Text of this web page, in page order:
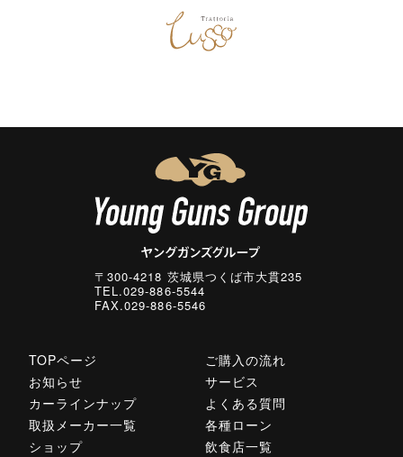
〒300-4218 茨城県つくば市大貫235
TEL.029-886-5544
FAX.029-886-5546
TOPページ
お知らせ
カーラインナップ
取扱メーカー一覧
ショップ
ご購入の流れ
サービス
よくある質問
各種ローン
飲食店一覧